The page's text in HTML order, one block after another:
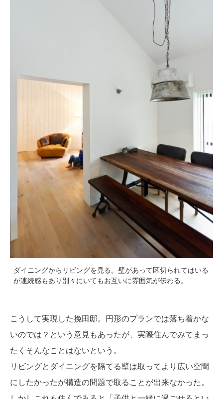
ダイニングからリビングを見る。壁があって区切られてはいる
が連続感もあり別々にいてもお互いに雰囲気が伝わる。
こうして実現した挽田邸。円形のプランでは落ち着かな
いのでは？という意見もあったが、実際住んでみてまっ
たくそんなことはないという。
リビングとダイニングを隔てる壁は取ってより広い空間
にしたかったが構造の問題で取ることが出来なかった。